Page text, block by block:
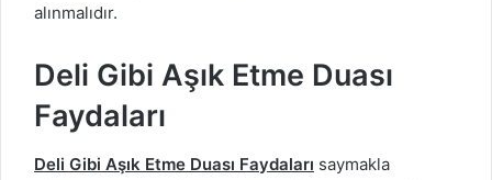
alınmalıdır.
Deli Gibi Aşık Etme Duası
Faydaları
Deli Gibi Aşık Etme Duası Faydaları saymakla